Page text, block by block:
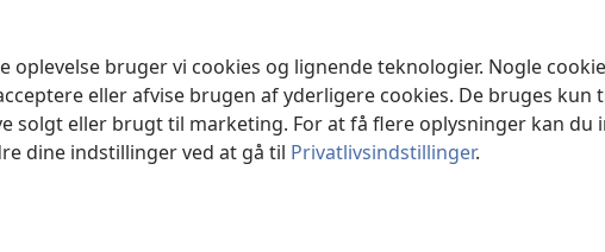
oplevelse bruger vi cookies og lignende teknologier. Nogle
eller afvise brugen af yderligere cookies. De bruges
solgt eller brugt til marketing. For at få flere oplysninger kan du
dine indstillinger ved at gå til Privatlivsindstillinger.
bibeloplæsning
Bible and Tract Society of Pennsylvania. ANVENDELSESVILKÅR